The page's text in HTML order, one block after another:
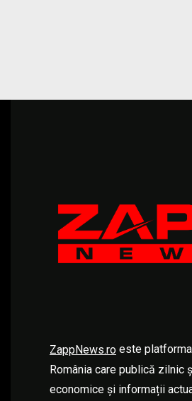
ZappNews.ro este
România care publică zilnic
economice și informații